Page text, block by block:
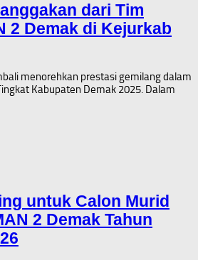
dari Tim
2 Demak di Kejurkab
menorehkan prestasi gemilang dalam
Kabupaten Demak 2025. Dalam
untuk Calon Murid
2 Demak Tahun